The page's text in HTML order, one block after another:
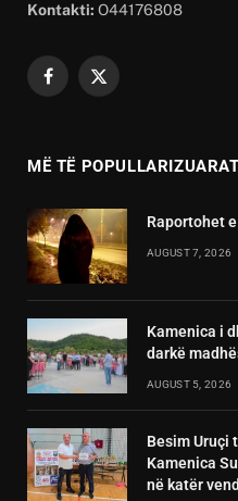
Kontakti: O44176808
Facebook
X
MË TË POPULLARIZUARAT
Raportohet
AUGUST 7, 2026
Kamenica i
darkë
AUGUST 5, 2026
Besim Uruçi
Kamenica
në katër